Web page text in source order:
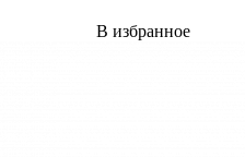
В избранное